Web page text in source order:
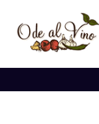
contenuto